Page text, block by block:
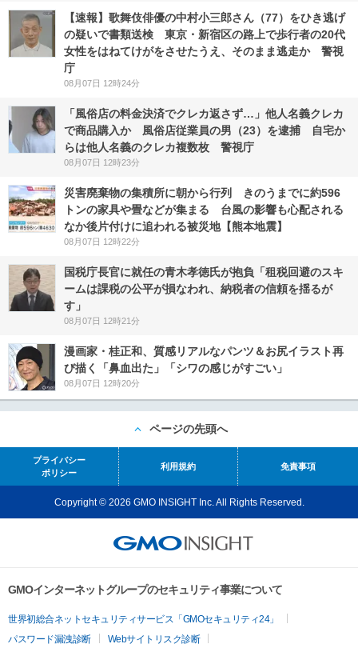
【速報】歌舞伎俳優の中村小三郎さん（77）をひき逃げ
の疑いで書類送検 東京・新宿区の路上で歩行者の20代
女性をはねてけがをさせたうえ、そのまま逃走か 警視
庁
08月07日 12時24分
「風俗店の料金決済でクレカ返さず…」他人名義クレカ
で商品購入か 風俗店従業員の男（23）を逮捕 自宅か
らは他人名義のクレカ複数枚 警視庁
08月07日 12時23分
災害廃棄物の集積所に朝から行列 きのうまでに約596
トンの家具や畳などが集まる 台風の影響も心配される
なか後片付けに追われる被災地【熊本地震】
08月07日 12時22分
国税庁長官に就任の青木孝徳氏が抱負「租税回避のスキ
ームは課税の公平が損なわれ、納税者の信頼を揺るが
す」
08月07日 12時21分
漫画家・桂正和、質感リアルなパンツ＆お尻イラスト再
び描く「鼻血出た」「シワの感じがすごい」
08月07日 12時20分
ページの先頭へ
プライバシー
ポリシー
利用規約 免責事項
Copyright © 2026 GMO INSIGHT Inc. All Rights Reserved.
GMOインターネットグループのセキュリティ事業について
世界初総合ネットセキュリティサービス「GMOセキュリティ24」
パスワード漏洩診断
Webサイトリスク診断